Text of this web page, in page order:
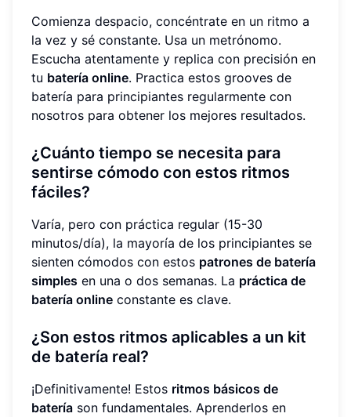
Comienza despacio, concéntrate en un ritmo a
la vez y sé constante. Usa un metrónomo.
Escucha atentamente y replica con precisión en
tu batería online. Practica estos grooves de
batería para principiantes regularmente con
nosotros para obtener los mejores resultados.
¿Cuánto tiempo se necesita para
sentirse cómodo con estos ritmos
fáciles?
Varía, pero con práctica regular (15-30
minutos/día), la mayoría de los principiantes se
sienten cómodos con estos patrones de batería
simples en una o dos semanas. La práctica de
batería online constante es clave.
¿Son estos ritmos aplicables a un kit
de batería real?
¡Definitivamente! Estos ritmos básicos de
batería son fundamentales. Aprenderlos en